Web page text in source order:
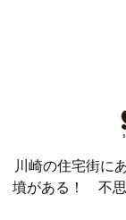
川崎の住宅街に
墳がある！ 不思